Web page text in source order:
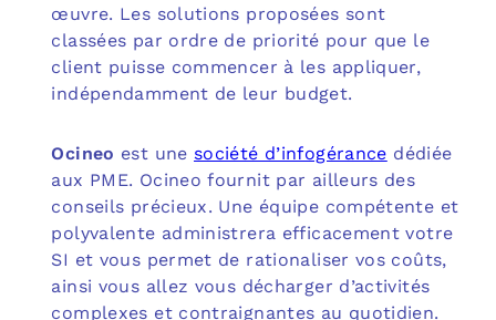
œuvre. Les solutions proposées sont
classées par ordre de priorité pour que le
client puisse commencer à les appliquer,
indépendamment de leur budget.
Ocineo est une société d’infogérance dédiée
aux PME. Ocineo fournit par ailleurs des
conseils précieux. Une équipe compétente et
polyvalente administrera efficacement votre
SI et vous permet de rationaliser vos coûts,
ainsi vous allez vous décharger d’activités
complexes et contraignantes au quotidien.